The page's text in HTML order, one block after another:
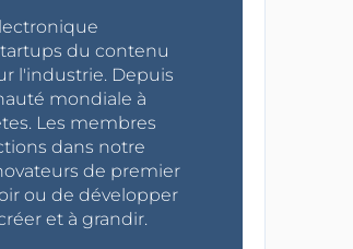
du contenu
l'industrie. Depuis
mondiale à
Les membres
dans notre
de premier
ou de développer
et à grandir.